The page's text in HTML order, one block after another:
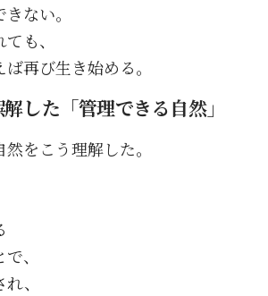
ない。
も、
再び生き始める。
した「管理できる自然」
をこう理解した。
、
、